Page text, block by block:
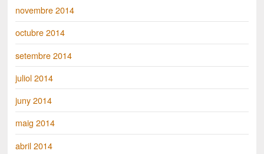
novembre 2014
octubre 2014
setembre 2014
juliol 2014
juny 2014
maig 2014
abril 2014